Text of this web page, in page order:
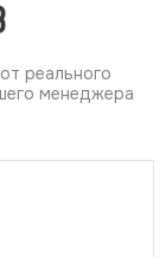
реального
менеджера